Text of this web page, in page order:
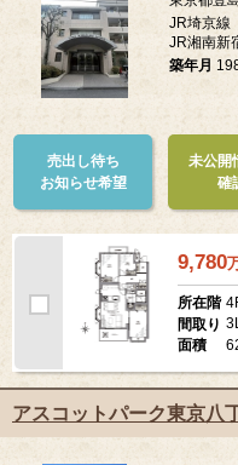
JR埼京線
JR湘南新
築年月
売出し待ち
お知らせ希望
未公開
確
9,780
所在階
間取り
面積
アスコットパーク東京八